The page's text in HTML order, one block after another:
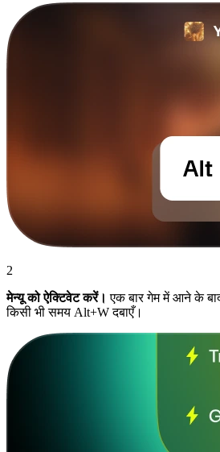
2
मेन्यू को ऐक्टिवेट करें। एक बार गेम में आने के
किसी भी समय Alt+W दबाएँ।